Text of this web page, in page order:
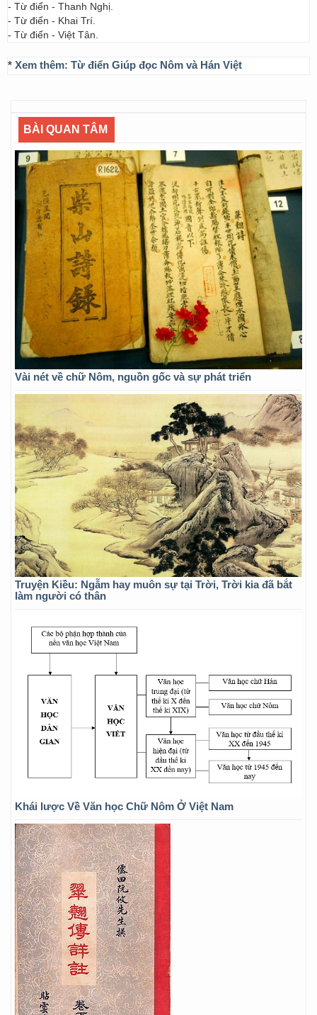
- Từ điển - Thanh Nghị.
- Từ điển - Khai Trí.
- Từ điển - Việt Tân.
* Xem thêm: Từ điển Giúp đọc Nôm và Hán Việt
BÀI QUAN TÂM
Vài nét về chữ Nôm, nguồn gốc và sự phát triển
Truyện Kiều: Ngẫm hay muôn sự tại Trời, Trời kia đã bắt
làm người có thân
Khái lược Về Văn học Chữ Nôm Ở Việt Nam